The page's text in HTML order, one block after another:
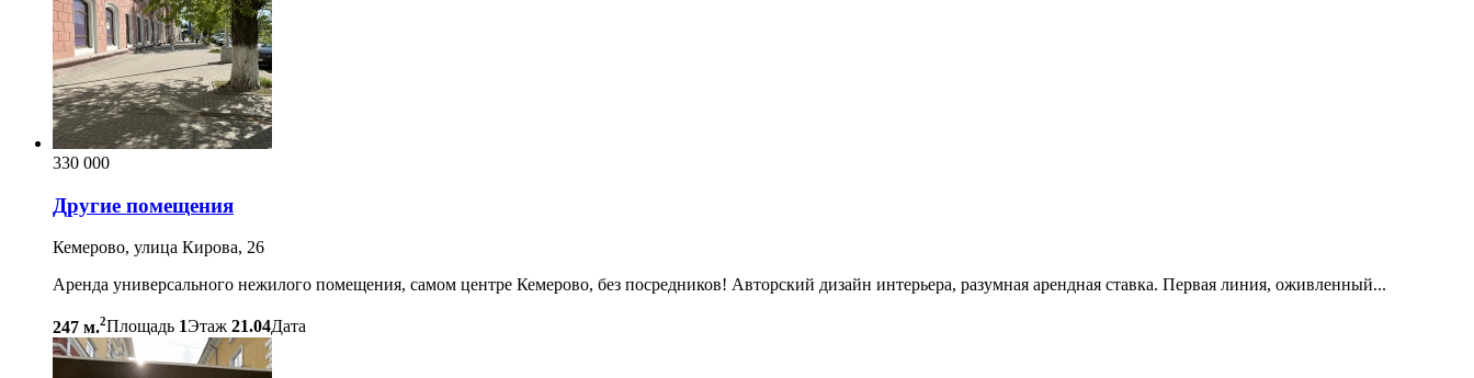
330 000
Другие помещения
Кемерово, улица Кирова, 26
Аренда универсального нежилого помещения, самом центре Кемерово, без посредников! Авторский дизайн интерьера, разумная арендная ставка. Первая линия, оживленный...
247 м.2Площадь 1Этаж 21.04Дата